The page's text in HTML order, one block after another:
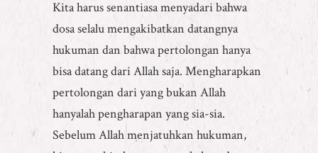
Kita harus senantiasa menyadari bahwa
dosa selalu mengakibatkan datangnya
hukuman dan bahwa pertolongan hanya
bisa datang dari Allah saja. Mengharapkan
pertolongan dari yang bukan Allah
hanyalah pengharapan yang sia-sia.
Sebelum Allah menjatuhkan hukuman,